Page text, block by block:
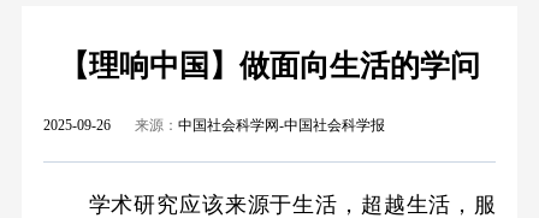
【理响中国】做面向生活的学问
2025-09-26 来源： 中国社会科学网-中国社会科学报
学术研究应该来源于生活，超越生活，服